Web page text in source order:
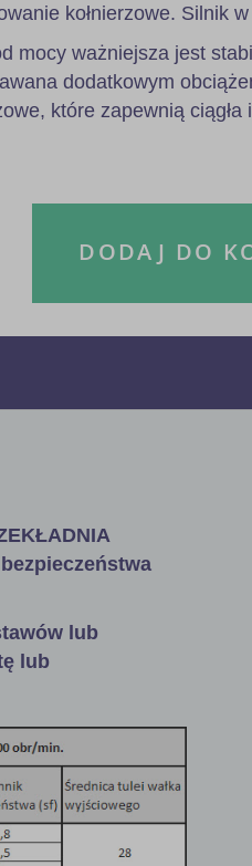
kołnierzowe. Silnik
mocy ważniejsza jest
dodatkowym
które zapewnią ciągła
DODAJ DO
lub
lub